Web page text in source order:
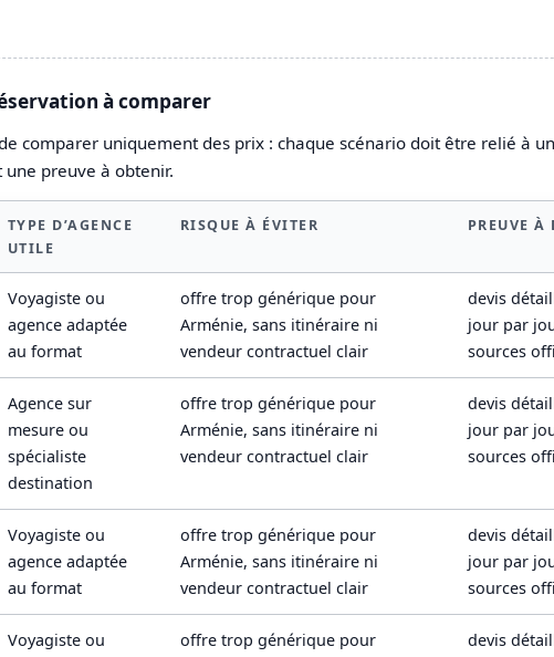
à comparer
comparer uniquement des prix : chaque scénario doit être relié à
une preuve à obtenir.
TYPE D’AGENCE
UTILE
RISQUE À ÉVITER PREUVE À
Voyagiste ou
agence adaptée
au format
offre trop générique pour
Arménie, sans itinéraire ni
vendeur contractuel clair
devis
jour par
sources
Agence sur
mesure ou
spécialiste
destination
offre trop générique pour
Arménie, sans itinéraire ni
vendeur contractuel clair
devis
jour par
sources
Voyagiste ou
agence adaptée
au format
offre trop générique pour
Arménie, sans itinéraire ni
vendeur contractuel clair
devis
jour par
sources
Voyagiste ou
offre trop générique pour
devis